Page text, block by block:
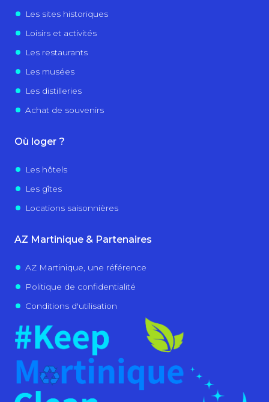
Les sites historiques
Loisirs et activités
Les restaurants
Les musées
Les distilleries
Achat de souvenirs
Où loger ?
Les hôtels
Les gîtes
Locations saisonnières
AZ Martinique & Partenaires
AZ Martinique, une référence
Politique de confidentialité
Conditions d'utilisation